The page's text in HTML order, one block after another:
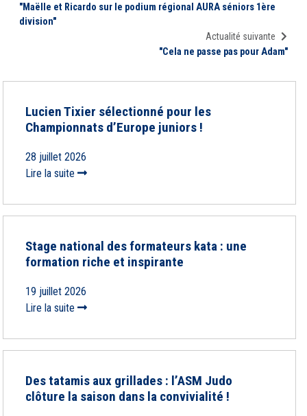
"Maëlle et Ricardo sur le podium régional AURA séniors 1ère
division"
Actualité suivante
"Cela ne passe pas pour Adam"
Lucien Tixier sélectionné pour les
Championnats d’Europe juniors !
28 juillet 2026
Lire la suite
Stage national des formateurs kata : une
formation riche et inspirante
19 juillet 2026
Lire la suite
Des tatamis aux grillades : l’ASM Judo
clôture la saison dans la convivialité !